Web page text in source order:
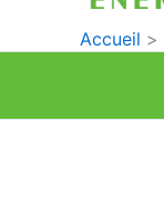
Accueil